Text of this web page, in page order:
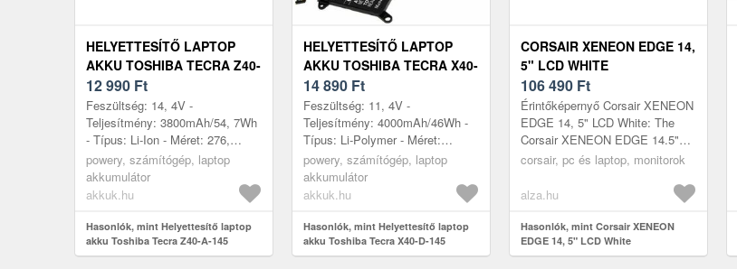
HELYETTESÍTŐ LAPTOP
AKKU TOSHIBA TECRA Z40-
A-145
12 990 Ft
Feszültség: 14, 4V -
Teljesítmény: 3800mAh/54, 7Wh
- Típus: Li-Ion - Méret: 276,
70mm x 118, 00mm x 8, 00mm
powery, számítógép, laptop
akkumulátor
akkuk.hu
Hasonlók, mint Helyettesítő laptop
akku Toshiba Tecra Z40-A-145
HELYETTESÍTŐ LAPTOP
AKKU TOSHIBA TECRA X40-
D-145
14 890 Ft
Feszültség: 11, 4V -
Teljesítmény: 4000mAh/46Wh -
Típus: Li-Polymer - Méret:
300mm x 106mm x 6mm
powery, számítógép, laptop
akkumulátor
akkuk.hu
Hasonlók, mint Helyettesítő laptop
akku Toshiba Tecra X40-D-145
CORSAIR XENEON EDGE 14,
5" LCD WHITE
106 490 Ft
Érintőképernyő Corsair XENEON
EDGE 14, 5" LCD White: The
Corsair XENEON EDGE 14.5"
White LCD Touchscreen is an
yo...
corsair, pc és laptop, monitorok
alza.hu
Hasonlók, mint Corsair XENEON
EDGE 14, 5" LCD White